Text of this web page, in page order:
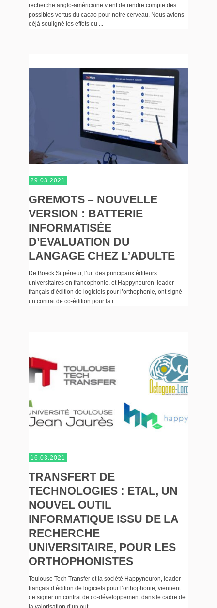
recherche anglo-américaine vient de rendre compte des
possibles vertus du cacao pour notre cerveau. Nous avions
déjà souligné les effets du ...
29.03.2021
GREMOTS – NOUVELLE
VERSION : BATTERIE
INFORMATISÉE
D’EVALUATION DU
LANGAGE CHEZ L’ADULTE
De Boeck Supérieur, l’un des principaux éditeurs
universitaires en francophonie. et Happyneuron, leader
français d’édition de logiciels pour l’orthophonie, ont signé
un contrat de co-édition pour la r...
16.03.2021
TRANSFERT DE
TECHNOLOGIES : ETAL, UN
NOUVEL OUTIL
INFORMATIQUE ISSU DE LA
RECHERCHE
UNIVERSITAIRE, POUR LES
ORTHOPHONISTES
Toulouse Tech Transfer et la société Happyneuron, leader
français d’édition de logiciels pour l’orthophonie, viennent
de signer un contrat de co-développement dans le cadre de
la valorisation d’un out...